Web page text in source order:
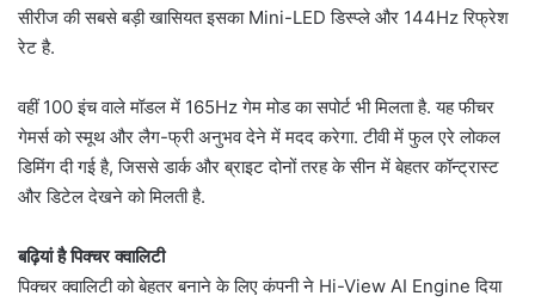
सीरीज की सबसे बड़ी खासियत इसका Mini-LED डिस्प्ले और 144Hz रिफ्रेश
रेट है.
वहीं 100 इंच वाले मॉडल में 165Hz गेम मोड का सपोर्ट भी मिलता है. यह फीचर
गेमर्स को स्मूथ और लैग-फ्री अनुभव देने में मदद करेगा. टीवी में फुल एरे लोकल
डिमिंग दी गई है, जिससे डार्क और ब्राइट दोनों तरह के सीन में बेहतर कॉन्ट्रास्ट
और डिटेल देखने को मिलती है.
बढ़ियां है पिक्चर क्वालिटी
पिक्चर क्वालिटी को बेहतर बनाने के लिए कंपनी ने Hi-View AI Engine दिया